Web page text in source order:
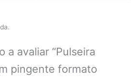
a avaliar “Pulseira
pingente formato